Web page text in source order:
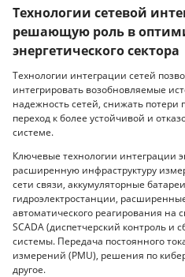
Технологии сетевой
решающую роль в
энергетического сектора
Технологии интеграции сетей
интегрировать возобновляемые
надежность сетей, снижать
переход к более устойчивой и
системе.
Ключевые технологии интеграции
расширенную инфраструктуру
сети связи, аккумуляторные
гидроэлектростанции,
автоматического реагирования на
SCADA (диспетчерский контроль и
системы. Передача постоянного
измерений (PMU), решения по
другое.